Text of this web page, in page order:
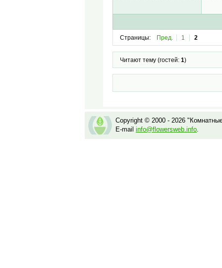
Страницы: Пред. 1 2
Читают тему (гостей: 1)
Copyright © 2000 - 2026
E-mail info@flowersweb.info.